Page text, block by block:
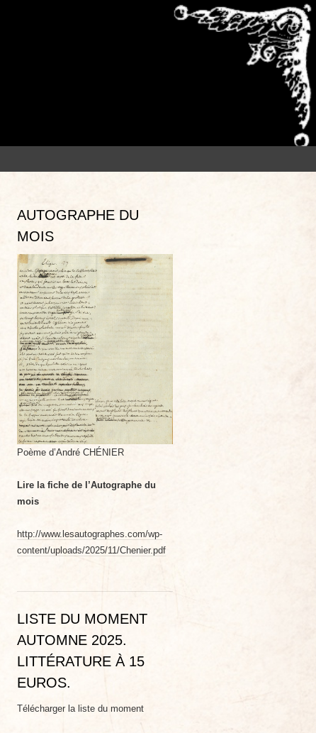
AUTOGRAPHE DU
MOIS
Poème d’André CHÉNIER
Lire la fiche de l’Autographe du
mois
http://www.lesautographes.com/wp-
content/uploads/2025/11/Chenier.pdf
LISTE DU MOMENT
AUTOMNE 2025.
LITTÉRATURE À 15
EUROS.
Télécharger la liste du moment